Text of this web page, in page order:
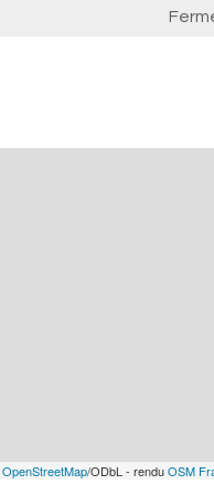
OpenStreetMap/ODbL - renduOSM